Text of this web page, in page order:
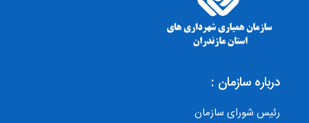
درباره سازمان :
رئیس شورای سازمان